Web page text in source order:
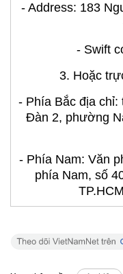
- Address: 183
- Swift
3. Hoặc
- Phía Bắc địa chỉ:
Đàn 2, phường
- Phía Nam: Văn
phía Nam, số